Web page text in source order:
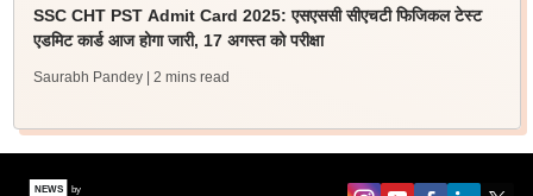
SSC CHT PST Admit Card 2025: एसएससी सीएचटी फिजिकल टेस्ट
एडमिट कार्ड आज होगा जारी, 17 अगस्त को परीक्षा
Saurabh Pandey | 2 mins read